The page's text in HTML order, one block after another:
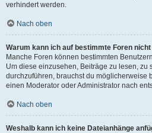
verhindert werden.
Nach oben
Warum kann ich auf bestimmte Foren
Manche Foren können bestimmten
Um diese einzusehen, Beiträge zu lesen, zu
durchzuführen, brauchst du möglicherweise
einen Moderator oder Administrator nach
Nach oben
Weshalb kann ich keine Dateianhänge